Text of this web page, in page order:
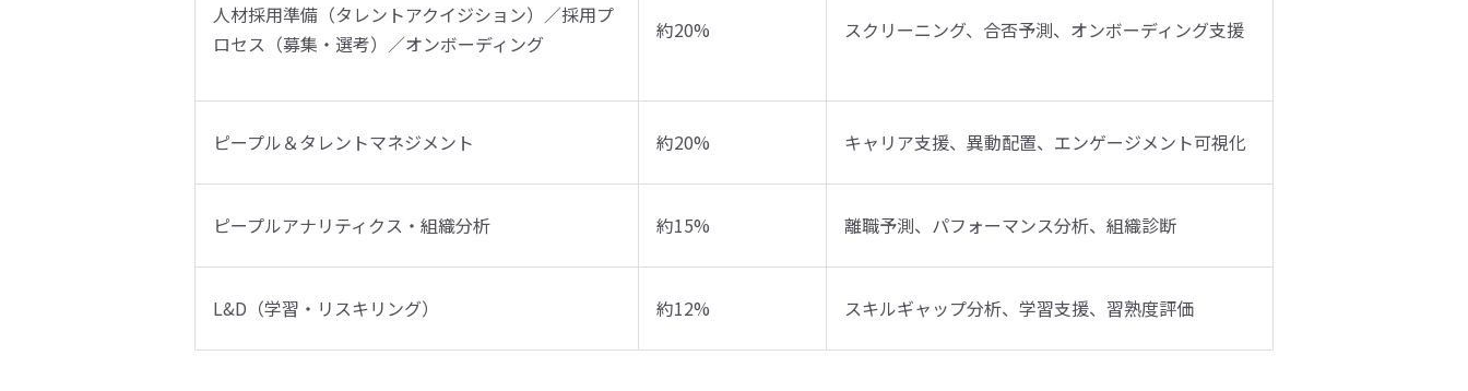
人材採用準備（タレントアクイジション）／採用プ
ロセス（募集・選考）／オンボーディング
約20% スクリーニング、合否予測、オンボーディング支援
ピープル＆タレントマネジメント 約20% キャリア支援、異動配置、エンゲージメント可視化
ピープルアナリティクス・組織分析 約15% 離職予測、パフォーマンス分析、組織診断
L&D（学習・リスキリング） 約12% スキルギャップ分析、学習支援、習熟度評価